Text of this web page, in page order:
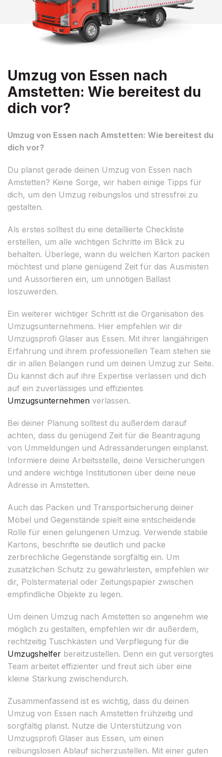
Umzug von Essen nach
Amstetten: Wie bereitest du
dich vor?
Umzug von Essen nach Amstetten: Wie bereitest du
dich vor?
Du planst gerade deinen Umzug von Essen nach
Amstetten? Keine Sorge, wir haben einige Tipps für
dich, um den Umzug reibungslos und stressfrei zu
gestalten.
Als erstes solltest du eine detaillierte Checkliste
erstellen, um alle wichtigen Schritte im Blick zu
behalten. Überlege, wann du welchen Karton packen
möchtest und plane genügend Zeit für das Ausmisten
und Aussortieren ein, um unnötigen Ballast
loszuwerden.
Ein weiterer wichtiger Schritt ist die Organisation des
Umzugsunternehmens. Hier empfehlen wir dir
Umzugsprofi Glaser aus Essen. Mit ihrer langjährigen
Erfahrung und ihrem professionellen Team stehen sie
dir in allen Belangen rund um deinen Umzug zur Seite.
Du kannst dich auf ihre Expertise verlassen und dich
auf ein zuverlässiges und effizientes
Umzugsunternehmen verlassen.
Bei deiner Planung solltest du außerdem darauf
achten, dass du genügend Zeit für die Beantragung
von Ummeldungen und Adressänderungen einplanst.
Informiere deine Arbeitsstelle, deine Versicherungen
und andere wichtige Institutionen über deine neue
Adresse in Amstetten.
Auch das Packen und Transportsicherung deiner
Möbel und Gegenstände spielt eine entscheidende
Rolle für einen gelungenen Umzug. Verwende stabile
Kartons, beschrifte sie deutlich und packe
zerbrechliche Gegenstände sorgfältig ein. Um
zusätzlichen Schutz zu gewährleisten, empfehlen wir
dir, Polstermaterial oder Zeitungspapier zwischen
empfindliche Objekte zu legen.
Um deinen Umzug nach Amstetten so angenehm wie
möglich zu gestalten, empfehlen wir dir außerdem,
rechtzeitig Tuschkästen und Verpflegung für die
Umzugshelfer bereitzustellen. Denn ein gut versorgtes
Team arbeitet effizienter und freut sich über eine
kleine Stärkung zwischendurch.
Zusammenfassend ist es wichtig, dass du deinen
Umzug von Essen nach Amstetten frühzeitig und
sorgfältig planst. Nutze die Unterstützung von
Umzugsprofi Glaser aus Essen, um einen
reibungslosen Ablauf sicherzustellen. Mit einer guten